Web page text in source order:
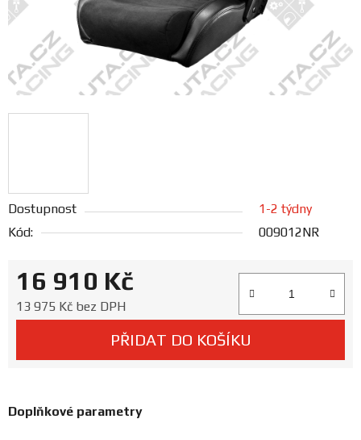
Obchodní
podmínky
Doprava
Ceníky
a
katalogy
Prodejny
Dostupnost
1-2 týdny
Kód:
009012NR
16 910 Kč
13 975 Kč bez DPH
PŘIDAT DO KOŠÍKU
Doplňkové parametry